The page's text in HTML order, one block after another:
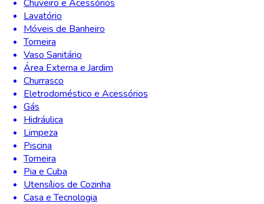
Chuveiro e Acessórios
Lavatório
Móveis de Banheiro
Torneira
Vaso Sanitário
Área Externa e Jardim
Churrasco
Eletrodoméstico e Acessórios
Gás
Hidráulica
Limpeza
Piscina
Torneira
Pia e Cuba
Utensílios de Cozinha
Casa e Tecnologia